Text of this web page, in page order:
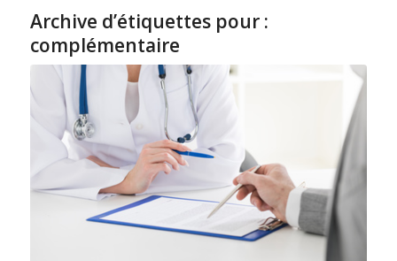
Archive d’étiquettes pour :
complémentaire